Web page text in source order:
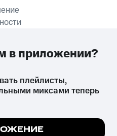
причиняет вред здоровью,
и влечёт установленную
на сайте все
плейлисты,
миксами теперь